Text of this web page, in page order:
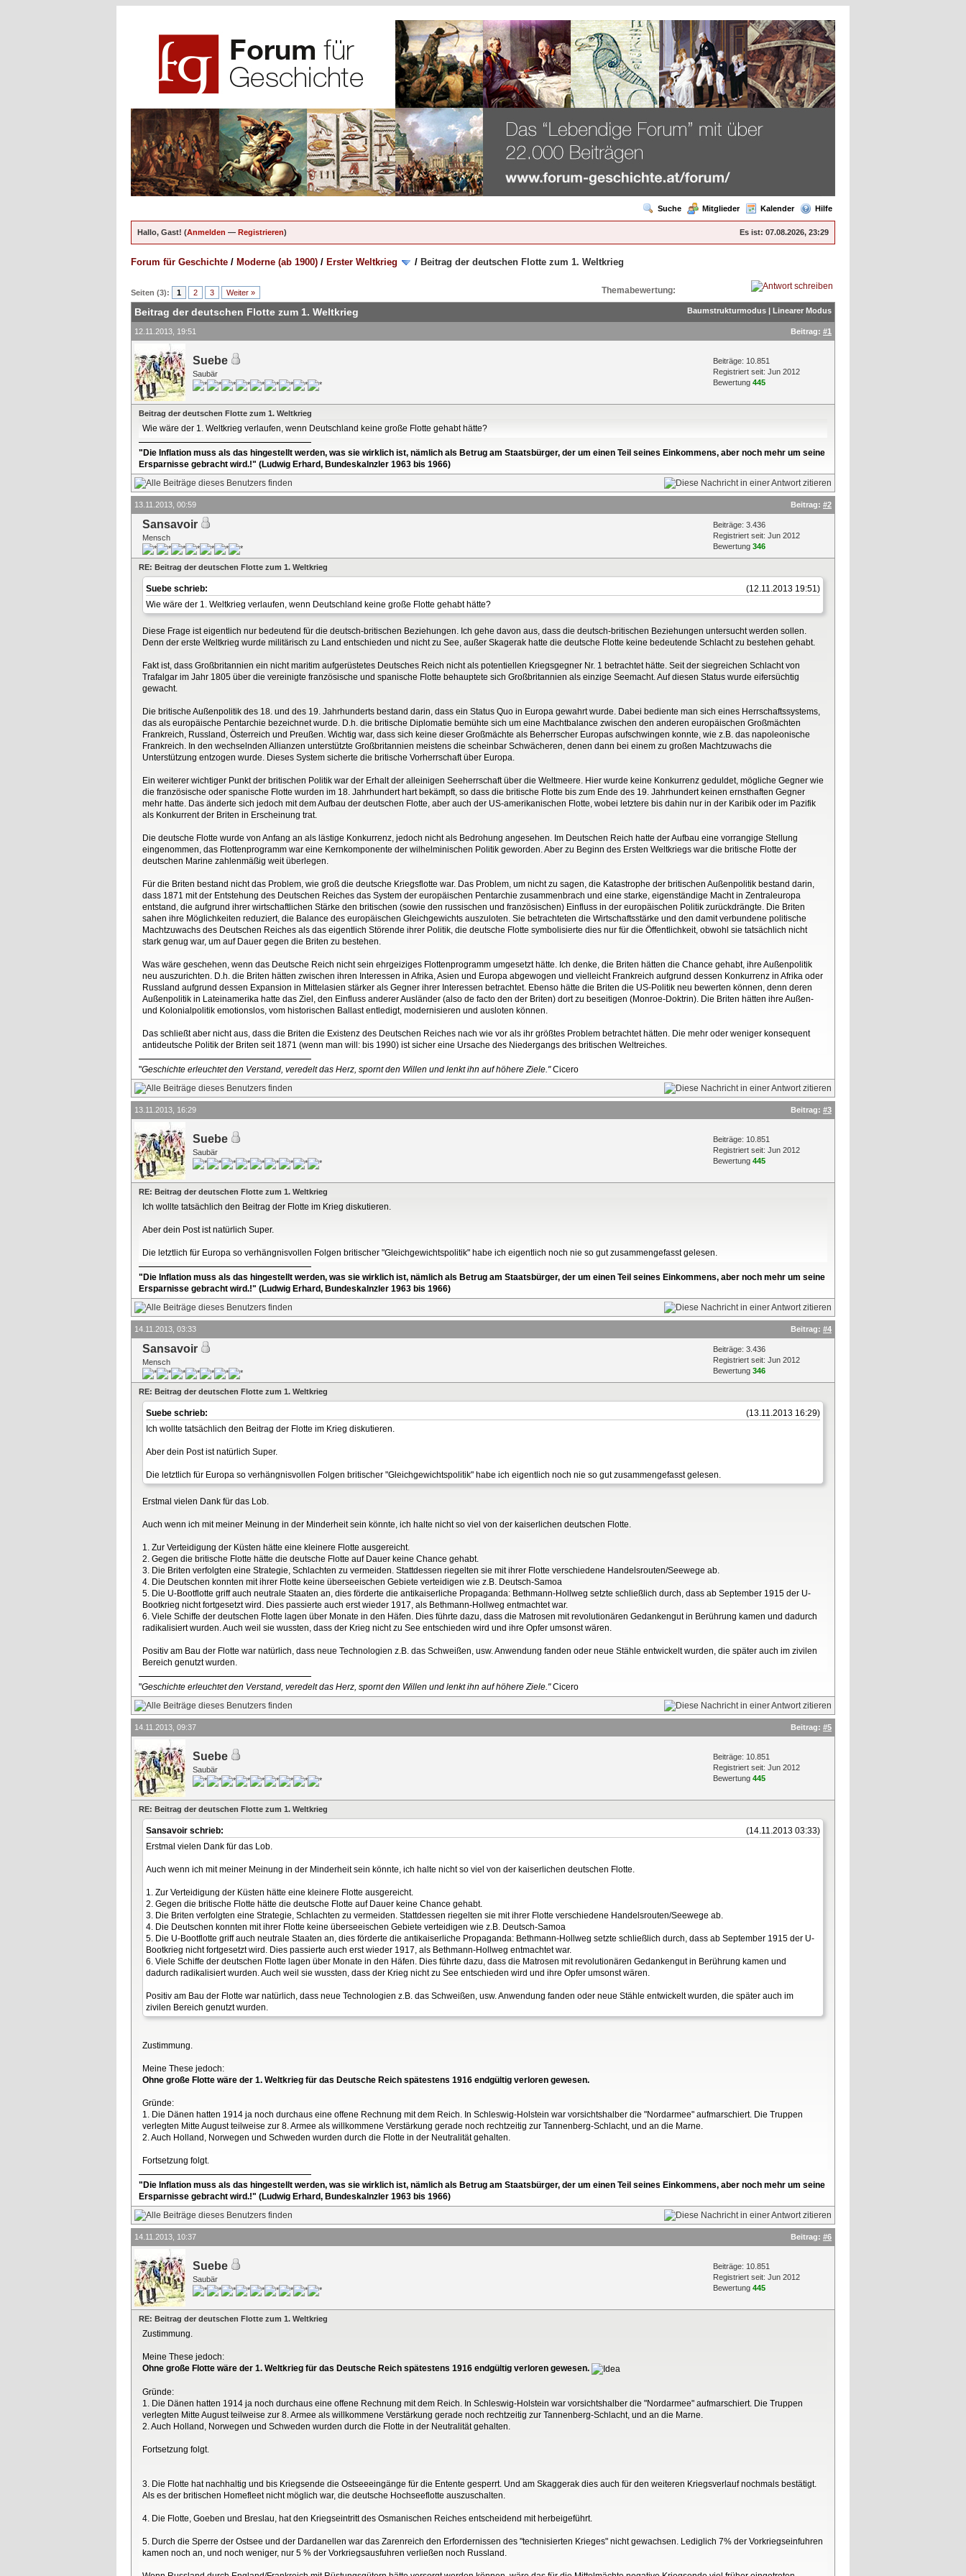
Suche Mitglieder Kalender Hilfe
Es ist: 07.08.2026, 23:29
Hallo, Gast! (Anmelden — Registrieren)
Forum für Geschichte / Moderne (ab 1900) / Erster Weltkrieg / Beitrag der deutschen Flotte zum 1. Weltkrieg
Seiten (3): 1 2 3 Weiter » Themabewertung:
Baumstrukturmodus | Linearer Modus
Beitrag der deutschen Flotte zum 1. Weltkrieg
12.11.2013, 19:51 Beitrag: #1
Suebe
Saubär
Beiträge: 10.851
Registriert seit: Jun 2012
Bewertung 445
Beitrag der deutschen Flotte zum 1. Weltkrieg
Wie wäre der 1. Weltkrieg verlaufen, wenn Deutschland keine große Flotte gehabt hätte?
"Die Inflation muss als das hingestellt werden, was sie wirklich ist, nämlich als Betrug am Staatsbürger, der um einen Teil seines Einkommens, aber noch mehr um seine
Ersparnisse gebracht wird.!" (Ludwig Erhard, Bundeskalnzler 1963 bis 1966)
13.11.2013, 00:59 Beitrag: #2
Sansavoir
Mensch
Beiträge: 3.436
Registriert seit: Jun 2012
Bewertung 346
RE: Beitrag der deutschen Flotte zum 1. Weltkrieg
(12.11.2013 19:51)
Suebe schrieb:
Wie wäre der 1. Weltkrieg verlaufen, wenn Deutschland keine große Flotte gehabt hätte?
Diese Frage ist eigentlich nur bedeutend für die deutsch-britischen Beziehungen. Ich gehe davon aus, dass die deutsch-britischen Beziehungen untersucht werden sollen.
Denn der erste Weltkrieg wurde militärisch zu Land entschieden und nicht zu See, außer Skagerak hatte die deutsche Flotte keine bedeutende Schlacht zu bestehen gehabt.
Fakt ist, dass Großbritannien ein nicht maritim aufgerüstetes Deutsches Reich nicht als potentiellen Kriegsgegner Nr. 1 betrachtet hätte. Seit der siegreichen Schlacht von
Trafalgar im Jahr 1805 über die vereinigte französische und spanische Flotte behauptete sich Großbritannien als einzige Seemacht. Auf diesen Status wurde eifersüchtig
gewacht.
Die britische Außenpolitik des 18. und des 19. Jahrhunderts bestand darin, dass ein Status Quo in Europa gewahrt wurde. Dabei bediente man sich eines Herrschaftssystems,
das als europäische Pentarchie bezeichnet wurde. D.h. die britische Diplomatie bemühte sich um eine Machtbalance zwischen den anderen europäischen Großmächten
Frankreich, Russland, Österreich und Preußen. Wichtig war, dass sich keine dieser Großmächte als Beherrscher Europas aufschwingen konnte, wie z.B. das napoleonische
Frankreich. In den wechselnden Allianzen unterstützte Großbritannien meistens die scheinbar Schwächeren, denen dann bei einem zu großen Machtzuwachs die
Unterstützung entzogen wurde. Dieses System sicherte die britische Vorherrschaft über Europa.
Ein weiterer wichtiger Punkt der britischen Politik war der Erhalt der alleinigen Seeherrschaft über die Weltmeere. Hier wurde keine Konkurrenz geduldet, mögliche Gegner wie
die französische oder spanische Flotte wurden im 18. Jahrhundert hart bekämpft, so dass die britische Flotte bis zum Ende des 19. Jahrhundert keinen ernsthaften Gegner
mehr hatte. Das änderte sich jedoch mit dem Aufbau der deutschen Flotte, aber auch der US-amerikanischen Flotte, wobei letztere bis dahin nur in der Karibik oder im Pazifik
als Konkurrent der Briten in Erscheinung trat.
Die deutsche Flotte wurde von Anfang an als lästige Konkurrenz, jedoch nicht als Bedrohung angesehen. Im Deutschen Reich hatte der Aufbau eine vorrangige Stellung
eingenommen, das Flottenprogramm war eine Kernkomponente der wilhelminischen Politik geworden. Aber zu Beginn des Ersten Weltkriegs war die britische Flotte der
deutschen Marine zahlenmäßig weit überlegen.
Für die Briten bestand nicht das Problem, wie groß die deutsche Kriegsflotte war. Das Problem, um nicht zu sagen, die Katastrophe der britischen Außenpolitik bestand darin,
dass 1871 mit der Entstehung des Deutschen Reiches das System der europäischen Pentarchie zusammenbrach und eine starke, eigenständige Macht in Zentraleuropa
entstand, die aufgrund ihrer wirtschaftlichen Stärke den britischen (sowie den russischen und französischen) Einfluss in der europäischen Politik zurückdrängte. Die Briten
sahen ihre Möglichkeiten reduziert, die Balance des europäischen Gleichgewichts auszuloten. Sie betrachteten die Wirtschaftsstärke und den damit verbundene politische
Machtzuwachs des Deutschen Reiches als das eigentlich Störende ihrer Politik, die deutsche Flotte symbolisierte dies nur für die Öffentlichkeit, obwohl sie tatsächlich nicht
stark genug war, um auf Dauer gegen die Briten zu bestehen.
Was wäre geschehen, wenn das Deutsche Reich nicht sein ehrgeiziges Flottenprogramm umgesetzt hätte. Ich denke, die Briten hätten die Chance gehabt, ihre Außenpolitik
neu auszurichten. D.h. die Briten hätten zwischen ihren Interessen in Afrika, Asien und Europa abgewogen und vielleicht Frankreich aufgrund dessen Konkurrenz in Afrika oder
Russland aufgrund dessen Expansion in Mittelasien stärker als Gegner ihrer Interessen betrachtet. Ebenso hätte die Briten die US-Politik neu bewerten können, denn deren
Außenpolitik in Lateinamerika hatte das Ziel, den Einfluss anderer Ausländer (also de facto den der Briten) dort zu beseitigen (Monroe-Doktrin). Die Briten hätten ihre Außen-
und Kolonialpolitik emotionslos, vom historischen Ballast entledigt, modernisieren und ausloten können.
Das schließt aber nicht aus, dass die Briten die Existenz des Deutschen Reiches nach wie vor als ihr größtes Problem betrachtet hätten. Die mehr oder weniger konsequent
antideutsche Politik der Briten seit 1871 (wenn man will: bis 1990) ist sicher eine Ursache des Niedergangs des britischen Weltreiches.
"Geschichte erleuchtet den Verstand, veredelt das Herz, spornt den Willen und lenkt ihn auf höhere Ziele."Cicero
13.11.2013, 16:29 Beitrag: #3
Suebe
Saubär
Beiträge: 10.851
Registriert seit: Jun 2012
Bewertung 445
RE: Beitrag der deutschen Flotte zum 1. Weltkrieg
Ich wollte tatsächlich den Beitrag der Flotte im Krieg diskutieren.
Aber dein Post ist natürlich Super.
Die letztlich für Europa so verhängnisvollen Folgen britischer "Gleichgewichtspolitik" habe ich eigentlich noch nie so gut zusammengefasst gelesen.
"Die Inflation muss als das hingestellt werden, was sie wirklich ist, nämlich als Betrug am Staatsbürger, der um einen Teil seines Einkommens, aber noch mehr um seine
Ersparnisse gebracht wird.!" (Ludwig Erhard, Bundeskalnzler 1963 bis 1966)
14.11.2013, 03:33 Beitrag: #4
Sansavoir
Mensch
Beiträge: 3.436
Registriert seit: Jun 2012
Bewertung 346
RE: Beitrag der deutschen Flotte zum 1. Weltkrieg
(13.11.2013 16:29)
Suebe schrieb:
Ich wollte tatsächlich den Beitrag der Flotte im Krieg diskutieren.
Aber dein Post ist natürlich Super.
Die letztlich für Europa so verhängnisvollen Folgen britischer "Gleichgewichtspolitik" habe ich eigentlich noch nie so gut zusammengefasst gelesen.
Erstmal vielen Dank für das Lob.
Auch wenn ich mit meiner Meinung in der Minderheit sein könnte, ich halte nicht so viel von der kaiserlichen deutschen Flotte.
1. Zur Verteidigung der Küsten hätte eine kleinere Flotte ausgereicht.
2. Gegen die britische Flotte hätte die deutsche Flotte auf Dauer keine Chance gehabt.
3. Die Briten verfolgten eine Strategie, Schlachten zu vermeiden. Stattdessen riegelten sie mit ihrer Flotte verschiedene Handelsrouten/Seewege ab.
4. Die Deutschen konnten mit ihrer Flotte keine überseeischen Gebiete verteidigen wie z.B. Deutsch-Samoa
5. Die U-Bootflotte griff auch neutrale Staaten an, dies förderte die antikaiserliche Propaganda: Bethmann-Hollweg setzte schließlich durch, dass ab September 1915 der U-
Bootkrieg nicht fortgesetzt wird. Dies passierte auch erst wieder 1917, als Bethmann-Hollweg entmachtet war.
6. Viele Schiffe der deutschen Flotte lagen über Monate in den Häfen. Dies führte dazu, dass die Matrosen mit revolutionären Gedankengut in Berührung kamen und dadurch
radikalisiert wurden. Auch weil sie wussten, dass der Krieg nicht zu See entschieden wird und ihre Opfer umsonst wären.
Positiv am Bau der Flotte war natürlich, dass neue Technologien z.B. das Schweißen, usw. Anwendung fanden oder neue Stähle entwickelt wurden, die später auch im zivilen
Bereich genutzt wurden.
"Geschichte erleuchtet den Verstand, veredelt das Herz, spornt den Willen und lenkt ihn auf höhere Ziele."Cicero
14.11.2013, 09:37 Beitrag: #5
Suebe
Saubär
Beiträge: 10.851
Registriert seit: Jun 2012
Bewertung 445
RE: Beitrag der deutschen Flotte zum 1. Weltkrieg
(14.11.2013 03:33)
Sansavoir schrieb:
Erstmal vielen Dank für das Lob.
Auch wenn ich mit meiner Meinung in der Minderheit sein könnte, ich halte nicht so viel von der kaiserlichen deutschen Flotte.
1. Zur Verteidigung der Küsten hätte eine kleinere Flotte ausgereicht.
2. Gegen die britische Flotte hätte die deutsche Flotte auf Dauer keine Chance gehabt.
3. Die Briten verfolgten eine Strategie, Schlachten zu vermeiden. Stattdessen riegelten sie mit ihrer Flotte verschiedene Handelsrouten/Seewege ab.
4. Die Deutschen konnten mit ihrer Flotte keine überseeischen Gebiete verteidigen wie z.B. Deutsch-Samoa
5. Die U-Bootflotte griff auch neutrale Staaten an, dies förderte die antikaiserliche Propaganda: Bethmann-Hollweg setzte schließlich durch, dass ab September 1915 der U-
Bootkrieg nicht fortgesetzt wird. Dies passierte auch erst wieder 1917, als Bethmann-Hollweg entmachtet war.
6. Viele Schiffe der deutschen Flotte lagen über Monate in den Häfen. Dies führte dazu, dass die Matrosen mit revolutionären Gedankengut in Berührung kamen und
dadurch radikalisiert wurden. Auch weil sie wussten, dass der Krieg nicht zu See entschieden wird und ihre Opfer umsonst wären.
Positiv am Bau der Flotte war natürlich, dass neue Technologien z.B. das Schweißen, usw. Anwendung fanden oder neue Stähle entwickelt wurden, die später auch im
zivilen Bereich genutzt wurden.
Zustimmung.
Meine These jedoch:
Ohne große Flotte wäre der 1. Weltkrieg für das Deutsche Reich spätestens 1916 endgültig verloren gewesen.
Gründe:
1. Die Dänen hatten 1914 ja noch durchaus eine offene Rechnung mit dem Reich. In Schleswig-Holstein war vorsichtshalber die "Nordarmee" aufmarschiert. Die Truppen
verlegten Mitte August teilweise zur 8. Armee als willkommene Verstärkung gerade noch rechtzeitig zur Tannenberg-Schlacht, und an die Marne.
2. Auch Holland, Norwegen und Schweden wurden durch die Flotte in der Neutralität gehalten.
Fortsetzung folgt.
"Die Inflation muss als das hingestellt werden, was sie wirklich ist, nämlich als Betrug am Staatsbürger, der um einen Teil seines Einkommens, aber noch mehr um seine
Ersparnisse gebracht wird.!" (Ludwig Erhard, Bundeskalnzler 1963 bis 1966)
14.11.2013, 10:37 Beitrag: #6
Suebe
Saubär
Beiträge: 10.851
Registriert seit: Jun 2012
Bewertung 445
RE: Beitrag der deutschen Flotte zum 1. Weltkrieg
Zustimmung.
Meine These jedoch:
Ohne große Flotte wäre der 1. Weltkrieg für das Deutsche Reich spätestens 1916 endgültig verloren gewesen.
Gründe:
1. Die Dänen hatten 1914 ja noch durchaus eine offene Rechnung mit dem Reich. In Schleswig-Holstein war vorsichtshalber die "Nordarmee" aufmarschiert. Die Truppen
verlegten Mitte August teilweise zur 8. Armee als willkommene Verstärkung gerade noch rechtzeitig zur Tannenberg-Schlacht, und an die Marne.
2. Auch Holland, Norwegen und Schweden wurden durch die Flotte in der Neutralität gehalten.
Fortsetzung folgt.
3. Die Flotte hat nachhaltig und bis Kriegsende die Ostseeeingänge für die Entente gesperrt. Und am Skaggerak dies auch für den weiteren Kriegsverlauf nochmals bestätigt.
Als es der britischen Homefleet nicht möglich war, die deutsche Hochseeflotte auszuschalten.
4. Die Flotte, Goeben und Breslau, hat den Kriegseintritt des Osmanischen Reiches entscheidend mit herbeigeführt.
5. Durch die Sperre der Ostsee und der Dardanellen war das Zarenreich den Erfordernissen des "technisierten Krieges" nicht gewachsen. Lediglich 7% der Vorkriegseinfuhren
kamen noch an, und noch weniger, nur 5 % der Vorkriegsausfuhren verließen noch Russland.